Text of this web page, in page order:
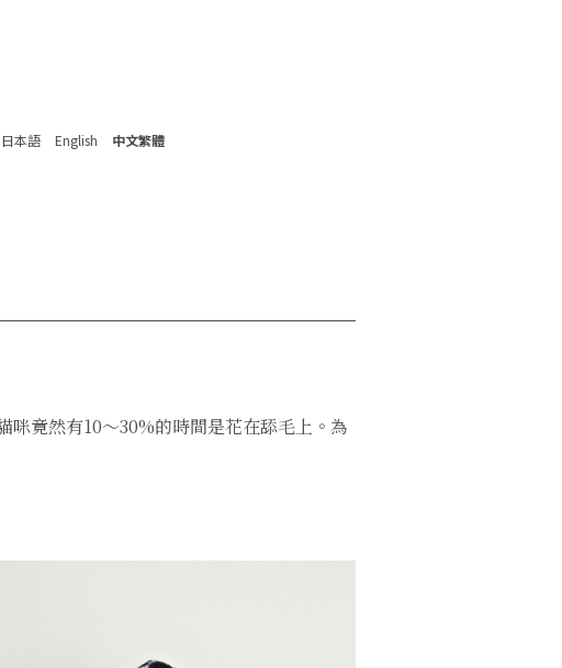
日本語 English 中文繁體
竟然有10～30%的時間是花在舔毛上。為